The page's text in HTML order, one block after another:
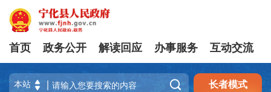
首页 政务公开 解读回应 办事服务 互动交流
 长者模式